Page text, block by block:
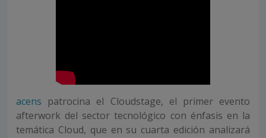
acens patrocina el Cloudstage, el primer evento
afterwork del sector tecnológico con énfasis en la
temática Cloud, que en su cuarta edición analizará